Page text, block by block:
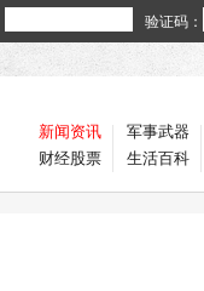
验证码：
新闻资讯
财经股票
军事武器
生活百科